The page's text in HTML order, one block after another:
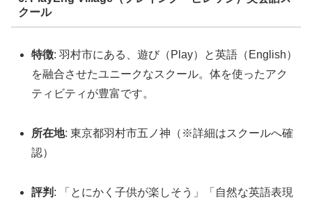
クール
特徴: 羽村市にある、遊び（Play）と英語（English）
を融合させたユニークなスクール。体を使ったアク
ティビティが豊富です。
所在地: 東京都羽村市五ノ神（※詳細はスクールへ確
認）
評判 : 「とにかく子供が楽しそう」「自然な英語表現